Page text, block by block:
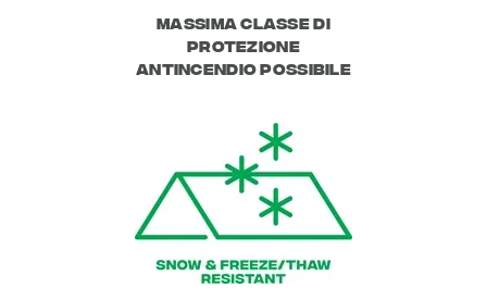
Massima classe di
protezione
antincendio possibile